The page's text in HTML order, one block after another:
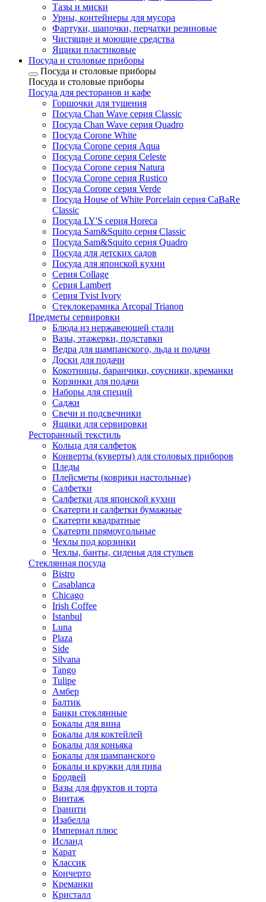
Тазы и миски
Урны, контейнеры для мусора
Фартуки, шапочки, перчатки резиновые
Чистящие и моющие средства
Ящики пластиковые
Посуда и столовые приборы
Посуда и столовые приборы
Посуда и столовые приборы
Посуда для ресторанов и кафе
Горшочки для тушения
Посуда Chan Wave серия Classic
Посуда Chan Wave серия Quadro
Посуда Corone White
Посуда Corone серия Aqua
Посуда Corone серия Celeste
Посуда Corone серия Natura
Посуда Corone серия Rustico
Посуда Corone серия Verde
Посуда House of White Porcelain серия CaBaRe
Classic
Посуда LY'S серия Horeca
Посуда Sam&Squito серия Classic
Посуда Sam&Squito серия Quadro
Посуда для детских садов
Посуда для японской кухни
Серия Collage
Серия Lambert
Серия Tvist Ivory
Стеклокерамика Arcopal Trianon
Предметы сервировки
Блюда из нержавеющей стали
Вазы, этажерки, подставки
Ведра для шампанского, льда и подачи
Доски для подачи
Кокотницы, баранчики, соусники, креманки
Корзинки для подачи
Наборы для специй
Саджи
Свечи и подсвечники
Ящики для сервировки
Ресторанный текстиль
Кольца для салфеток
Конверты (куверты) для столовых приборов
Пледы
Плейсметы (коврики настольные)
Салфетки
Салфетки для японской кухни
Скатерти и салфетки бумажные
Скатерти квадратные
Скатерти прямоугольные
Чехлы под корзинки
Чехлы, банты, сиденья для стульев
Стеклянная посуда
Bistro
Casablanca
Chicago
Irish Coffee
Istanbul
Luna
Plaza
Side
Silvana
Tango
Tulipe
Амбер
Балтик
Банки стеклянные
Бокалы для вина
Бокалы для коктейлей
Бокалы для коньяка
Бокалы для шампанского
Бокалы и кружки для пива
Бродвей
Вазы для фруктов и торта
Винтаж
Гранити
Изабелла
Империал плюс
Исланд
Карат
Классик
Кончерто
Креманки
Кристалл